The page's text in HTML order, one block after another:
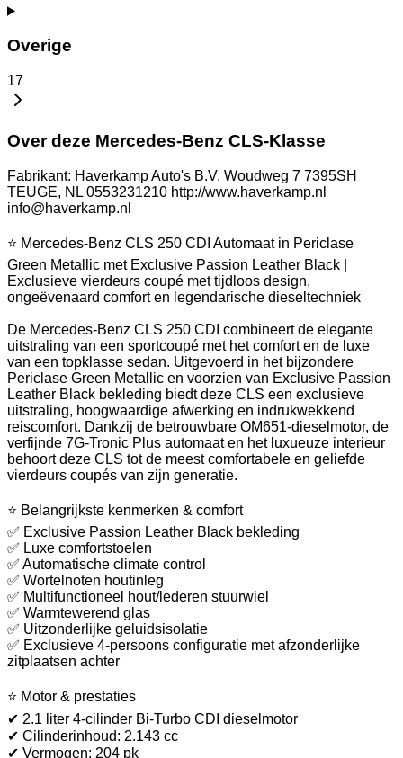
Overige
17
Over deze Mercedes-Benz CLS-Klasse
Fabrikant: Haverkamp Auto's B.V. Woudweg 7 7395SH
TEUGE, NL 0553231210 http://www.haverkamp.nl
info@haverkamp.nl
⭐ Mercedes-Benz CLS 250 CDI Automaat in Periclase
Green Metallic met Exclusive Passion Leather Black |
Exclusieve vierdeurs coupé met tijdloos design,
ongeëvenaard comfort en legendarische dieseltechniek
De Mercedes-Benz CLS 250 CDI combineert de elegante
uitstraling van een sportcoupé met het comfort en de luxe
van een topklasse sedan. Uitgevoerd in het bijzondere
Periclase Green Metallic en voorzien van Exclusive Passion
Leather Black bekleding biedt deze CLS een exclusieve
uitstraling, hoogwaardige afwerking en indrukwekkend
reiscomfort. Dankzij de betrouwbare OM651-dieselmotor, de
verfijnde 7G-Tronic Plus automaat en het luxueuze interieur
behoort deze CLS tot de meest comfortabele en geliefde
vierdeurs coupés van zijn generatie.
⭐ Belangrijkste kenmerken & comfort
✅ Exclusive Passion Leather Black bekleding
✅ Luxe comfortstoelen
✅ Automatische climate control
✅ Wortelnoten houtinleg
✅ Multifunctioneel hout/lederen stuurwiel
✅ Warmtewerend glas
✅ Uitzonderlijke geluidsisolatie
✅ Exclusieve 4-persoons configuratie met afzonderlijke
zitplaatsen achter
⭐ Motor & prestaties
✔ 2.1 liter 4-cilinder Bi-Turbo CDI dieselmotor
✔ Cilinderinhoud: 2.143 cc
✔ Vermogen: 204 pk